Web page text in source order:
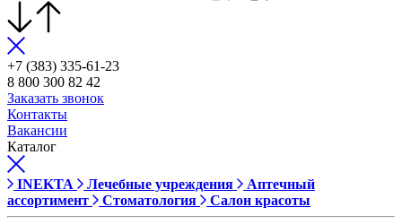
+7 (383) 335-61-23
8 800 300 82 42
Заказать звонок
Контакты
Вакансии
Каталог
INEKTA Лечебные учреждения
Аптечный
ассортимент
Стоматология Салон красоты